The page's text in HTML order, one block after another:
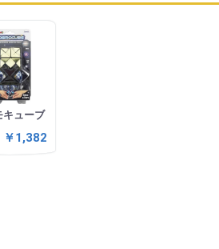
キューブ
￥1,382